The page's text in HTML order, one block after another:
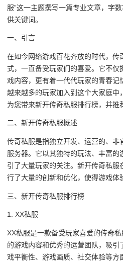
服”这一主题撰写一篇专业文章，字
供关键词。
一、引言
在如今网络游戏百花齐放的时代，传
式，一直备受玩家们的喜爱。它不
戏内容，更有着一代代玩家的青春记
越来越多的玩家加入到这个大家庭
为您带来新开传奇私服排行榜，并推
二、新开传奇私服概述
传奇私服是指独立开发、运营的、
服务器。它以其独特的玩法、丰富
引了大量玩家的关注。新开传奇私
行了大量的创新和优化，使得游戏体
三、新开传奇私服排行榜
1. XX私服
XX私服是一款备受玩家喜爱的传奇
的游戏内容和优秀的运营团队，吸
戏平衡性、游戏画质、社交体验等方